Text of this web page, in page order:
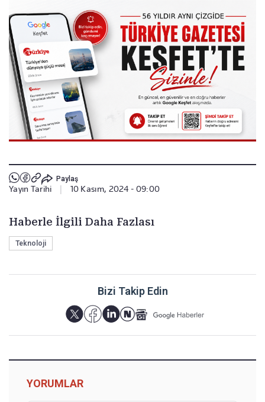
Paylaş
Yayın Tarihi 10 Kasım, 2024 - 09:00
Haberle İlgili Daha Fazlası
Teknoloji
Bizi Takip Edin
YORUMLAR